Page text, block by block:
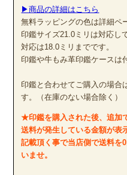
▶商品の詳細はこちら
無料ラッピングの色は詳細ペ
印鑑サイズ21.0ミリは対応し
対応は18.0ミリまでです。
印鑑や牛もみ革印鑑ケースは
印鑑と合わせてご購入の場合
す。（在庫のない場合除く）
★印鑑を購入された後、追加
送料が発生している金額が表
記載頂く事で当店側で送料を
いませ。